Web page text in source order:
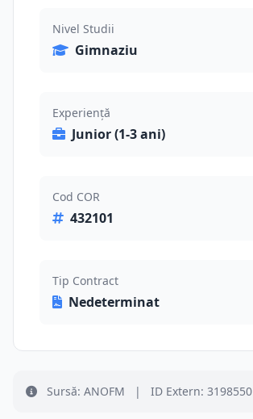
Nivel Studii
Gimnaziu
Experiență
Junior (1-3 ani)
Cod COR
432101
Tip Contract
Nedeterminat
Sursă: ANOFM | ID Extern: 3198550